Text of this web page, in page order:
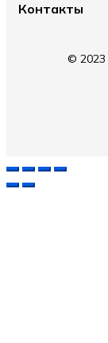
Контакты
© 2023